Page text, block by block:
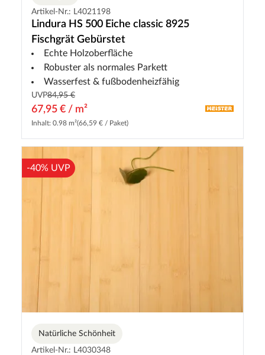
Artikel-Nr.: L4021198
Lindura HS 500 Eiche classic 8925
Fischgrät Gebürstet
Echte Holzoberfläche
Robuster als normales Parkett
Wasserfest & fußbodenheizfähig
UVP84,95 €
67,95 € / m²
Inhalt: 0.98 m²(66,59 € / Paket)
-40% UVP
Natürliche Schönheit
Artikel-Nr.: L4030348